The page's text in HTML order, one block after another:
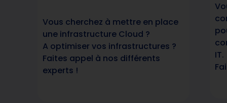
Vous cherchez à mettre en place
une infrastructure Cloud ?
A optimiser vos infrastructures ?
Faites appel à nos différents
experts !
IT.